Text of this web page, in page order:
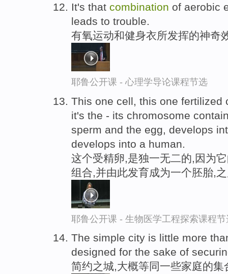
It's that combination of aerobic
leads to trouble.
有氧运动和健身衣所发挥的神奇
耶鲁公开课 - 心理学导论课程节选
This one cell, this one fertilized
it's the - its chromosome
sperm and the egg, develops
develops into a human.
这个受精卵,是独一无二的,因为
组合,并由此发育成为一个胚胎,
耶鲁公开课 - 生物医学工程探索课程节
The simple city is little more
designed for the sake of
简约之城,大概等同一些家庭的